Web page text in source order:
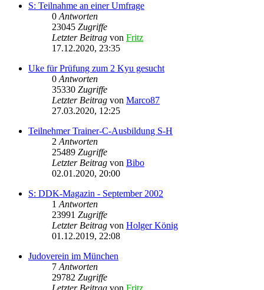
S: Teilnahme an einer Umfrage
0 Antworten
23045 Zugriffe
Letzter Beitrag von Fritz
17.12.2020, 23:35
Uke für Prüfung zum 2 Kyu gesucht
0 Antworten
35330 Zugriffe
Letzter Beitrag von Marco87
27.03.2020, 12:25
Teilnehmer Trainer-C-Ausbildung S-H
2 Antworten
25489 Zugriffe
Letzter Beitrag von Bibo
02.01.2020, 20:00
S: DDK-Magazin - September 2002
1 Antworten
23991 Zugriffe
Letzter Beitrag von Holger König
01.12.2019, 22:08
Judoverein im München
7 Antworten
29782 Zugriffe
Letzter Beitrag von Fritz